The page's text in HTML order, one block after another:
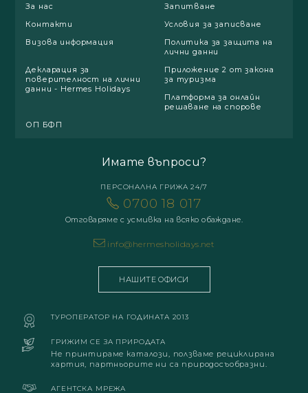
За нас
Запитване
Контакти
Условия за записване
Визова информация
Политика за защита на
лични данни
Декларация за
поверителност на лични
данни - Hermes Holidays
Приложение 2 от закона
за туризма
Платформа за онлайн
решаване на спорове
ОП БФП
Имате въпроси?
ПЕРСОНАЛНА ГРИЖА 24/7
0700 18 017
Отговаряме с усмивка на всяко обаждане.
info@hermesholidays.net
НАШИТЕ ОФИСИ
ТУРОПЕРАТОР НА ГОДИНАТА 2013
ГРИЖИМ СЕ ЗА ПРИРОДАТА
Не принтираме каталози, ползваме рециклирана
хартия, партньорите ни са природосъобразни.
АГЕНТСКА МРЕЖА